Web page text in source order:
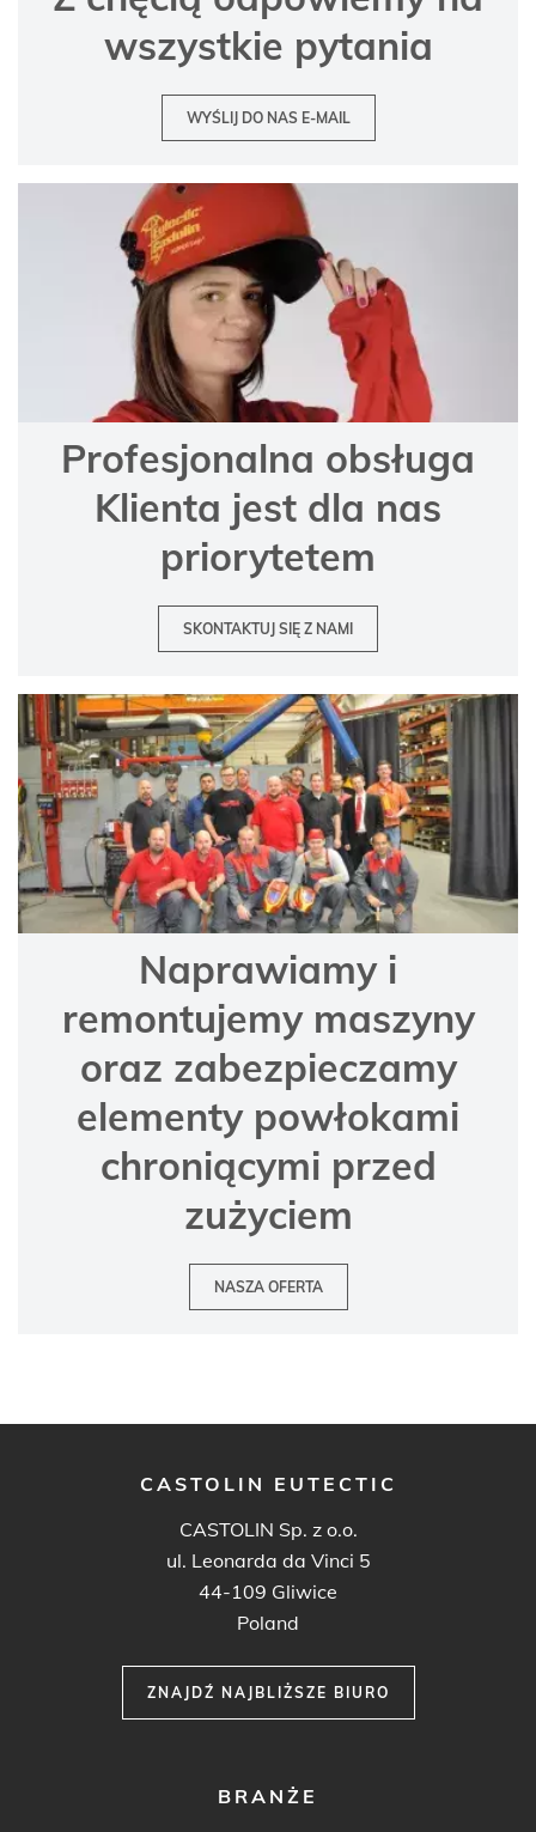
wszystkie pytania
WYŚLIJ DO NAS E-MAIL
Profesjonalna obsługa
Klienta jest dla nas
priorytetem
SKONTAKTUJ SIĘ Z NAMI
Naprawiamy i
remontujemy maszyny
oraz zabezpieczamy
elementy powłokami
chroniącymi przed
zużyciem
NASZA OFERTA
CASTOLIN EUTECTIC
CASTOLIN Sp. z o.o.
ul. Leonarda da Vinci 5
44-109 Gliwice
Poland
ZNAJDŹ NAJBLIŻSZE BIURO
BRANŻE